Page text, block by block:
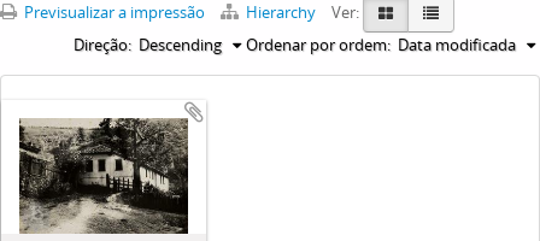
Previsualizar a impressão Hierarchy
Ver:
Ordenar por ordem: Data modificada
Direção: Descending